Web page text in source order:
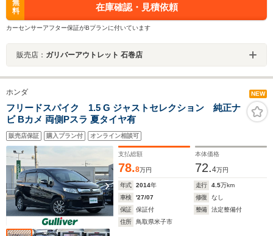
無
料
在庫確認・見積依頼
カーセンサーアフター保証がBプランに付いています
販売店： ガリバーアウトレット 石巻店
ホンダ NEW
フリードスパイク 1.5 G ジャストセレクション 純正ナ
ビ Bカメ 両側Pスラ 夏タイヤ有
販売店保証 購入プラン付 オンライン相談可
支払総額
78.8万円
本体価格
72.4万円
年式 2014年 走行 4.5万km
車検
'27/07 修復
なし
保証
保証付 整備
法定整備付
住所
鳥取県米子市